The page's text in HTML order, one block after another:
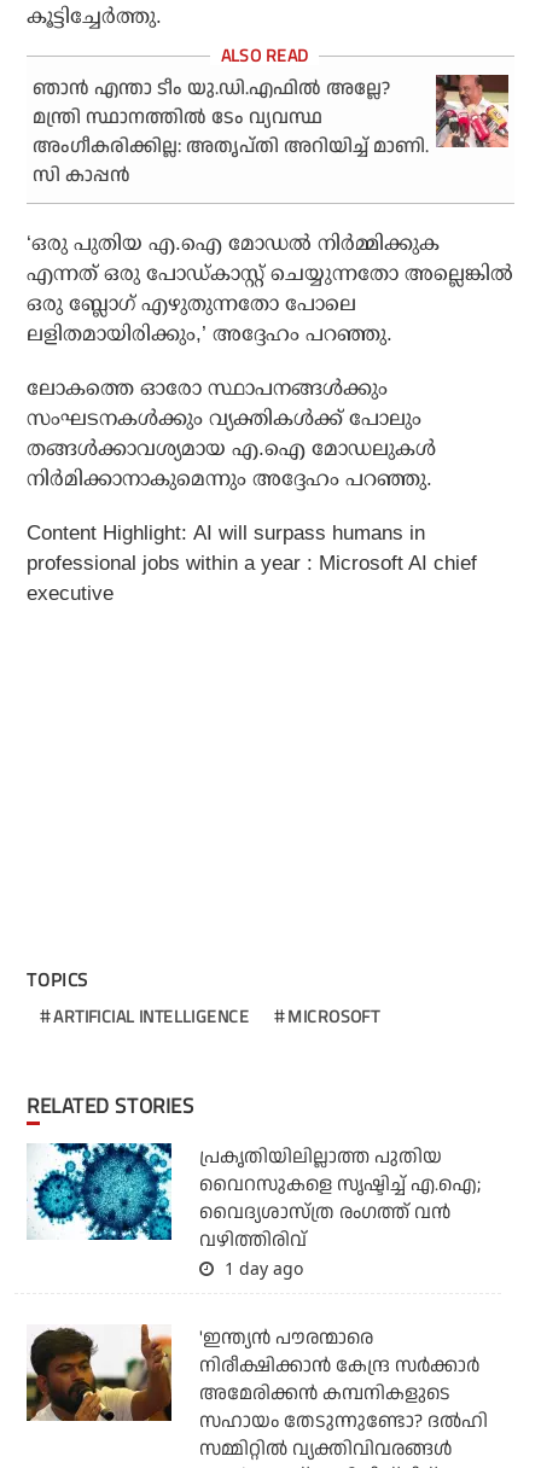
കൂട്ടിച്ചേർത്തു.
ഞാന്‍ എന്താ ടീം യു.ഡി.എഫില്‍ അല്ലേ?
മന്ത്രി സ്ഥാനത്തില്‍ ടേം വ്യവസ്ഥ
അംഗീകരിക്കില്ല: അതൃപ്തി അറിയിച്ച് മാണി.
സി കാപ്പന്‍
‘ഒരു പുതിയ എ.ഐ മോഡൽ നിർമ്മിക്കുക
എന്നത് ഒരു പോഡ്‌കാസ്റ്റ് ചെയ്യുന്നതോ അല്ലെങ്കിൽ
ഒരു ബ്ലോഗ് എഴുതുന്നതോ പോലെ
ലളിതമായിരിക്കും,’ അദ്ദേഹം പറഞ്ഞു.
ലോകത്തെ ഓരോ സ്ഥാപനങ്ങൾക്കും
സംഘടനകൾക്കും വ്യക്തികൾക്ക് പോലും
തങ്ങൾക്കാവശ്യമായ എ.ഐ മോഡലുകൾ
നിർമിക്കാനാകുമെന്നും അദ്ദേഹം പറഞ്ഞു.
Content Highlight: AI will surpass humans in
professional jobs within a year : Microsoft AI chief
executive
TOPICS
ARTIFICIAL INTELLIGENCE MICROSOFT
RELATED STORIES
പ്രകൃതിയിലില്ലാത്ത പുതിയ
വൈറസുകളെ സൃഷ്ടിച്ച് എ.ഐ;
വൈദ്യശാസ്ത്ര രംഗത്ത് വന്‍
വഴിത്തിരിവ്
1 day ago
'ഇന്ത്യന്‍ പൗരന്മാരെ
നിരീക്ഷിക്കാന്‍ കേന്ദ്ര സര്‍ക്കാര്‍
അമേരിക്കന്‍ കമ്പനികളുടെ
സഹായം തേടുന്നുണ്ടോ? ദല്‍ഹി
സമ്മിറ്റില്‍ വ്യക്തിവിവരങ്ങള്‍